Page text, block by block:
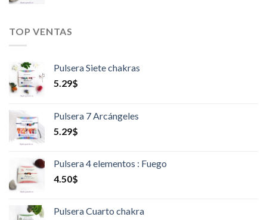
TOP VENTAS
Pulsera Siete chakras
5.29$
Pulsera 7 Arcángeles
5.29$
Pulsera 4 elementos : Fuego
4.50$
Pulsera Cuarto chakra